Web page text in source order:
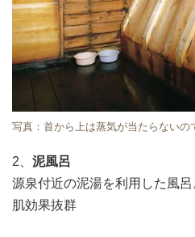
写真：首から上は蒸気が当たらないの
2、 泥風呂
源泉付近の泥湯を利用した風
肌効果抜群